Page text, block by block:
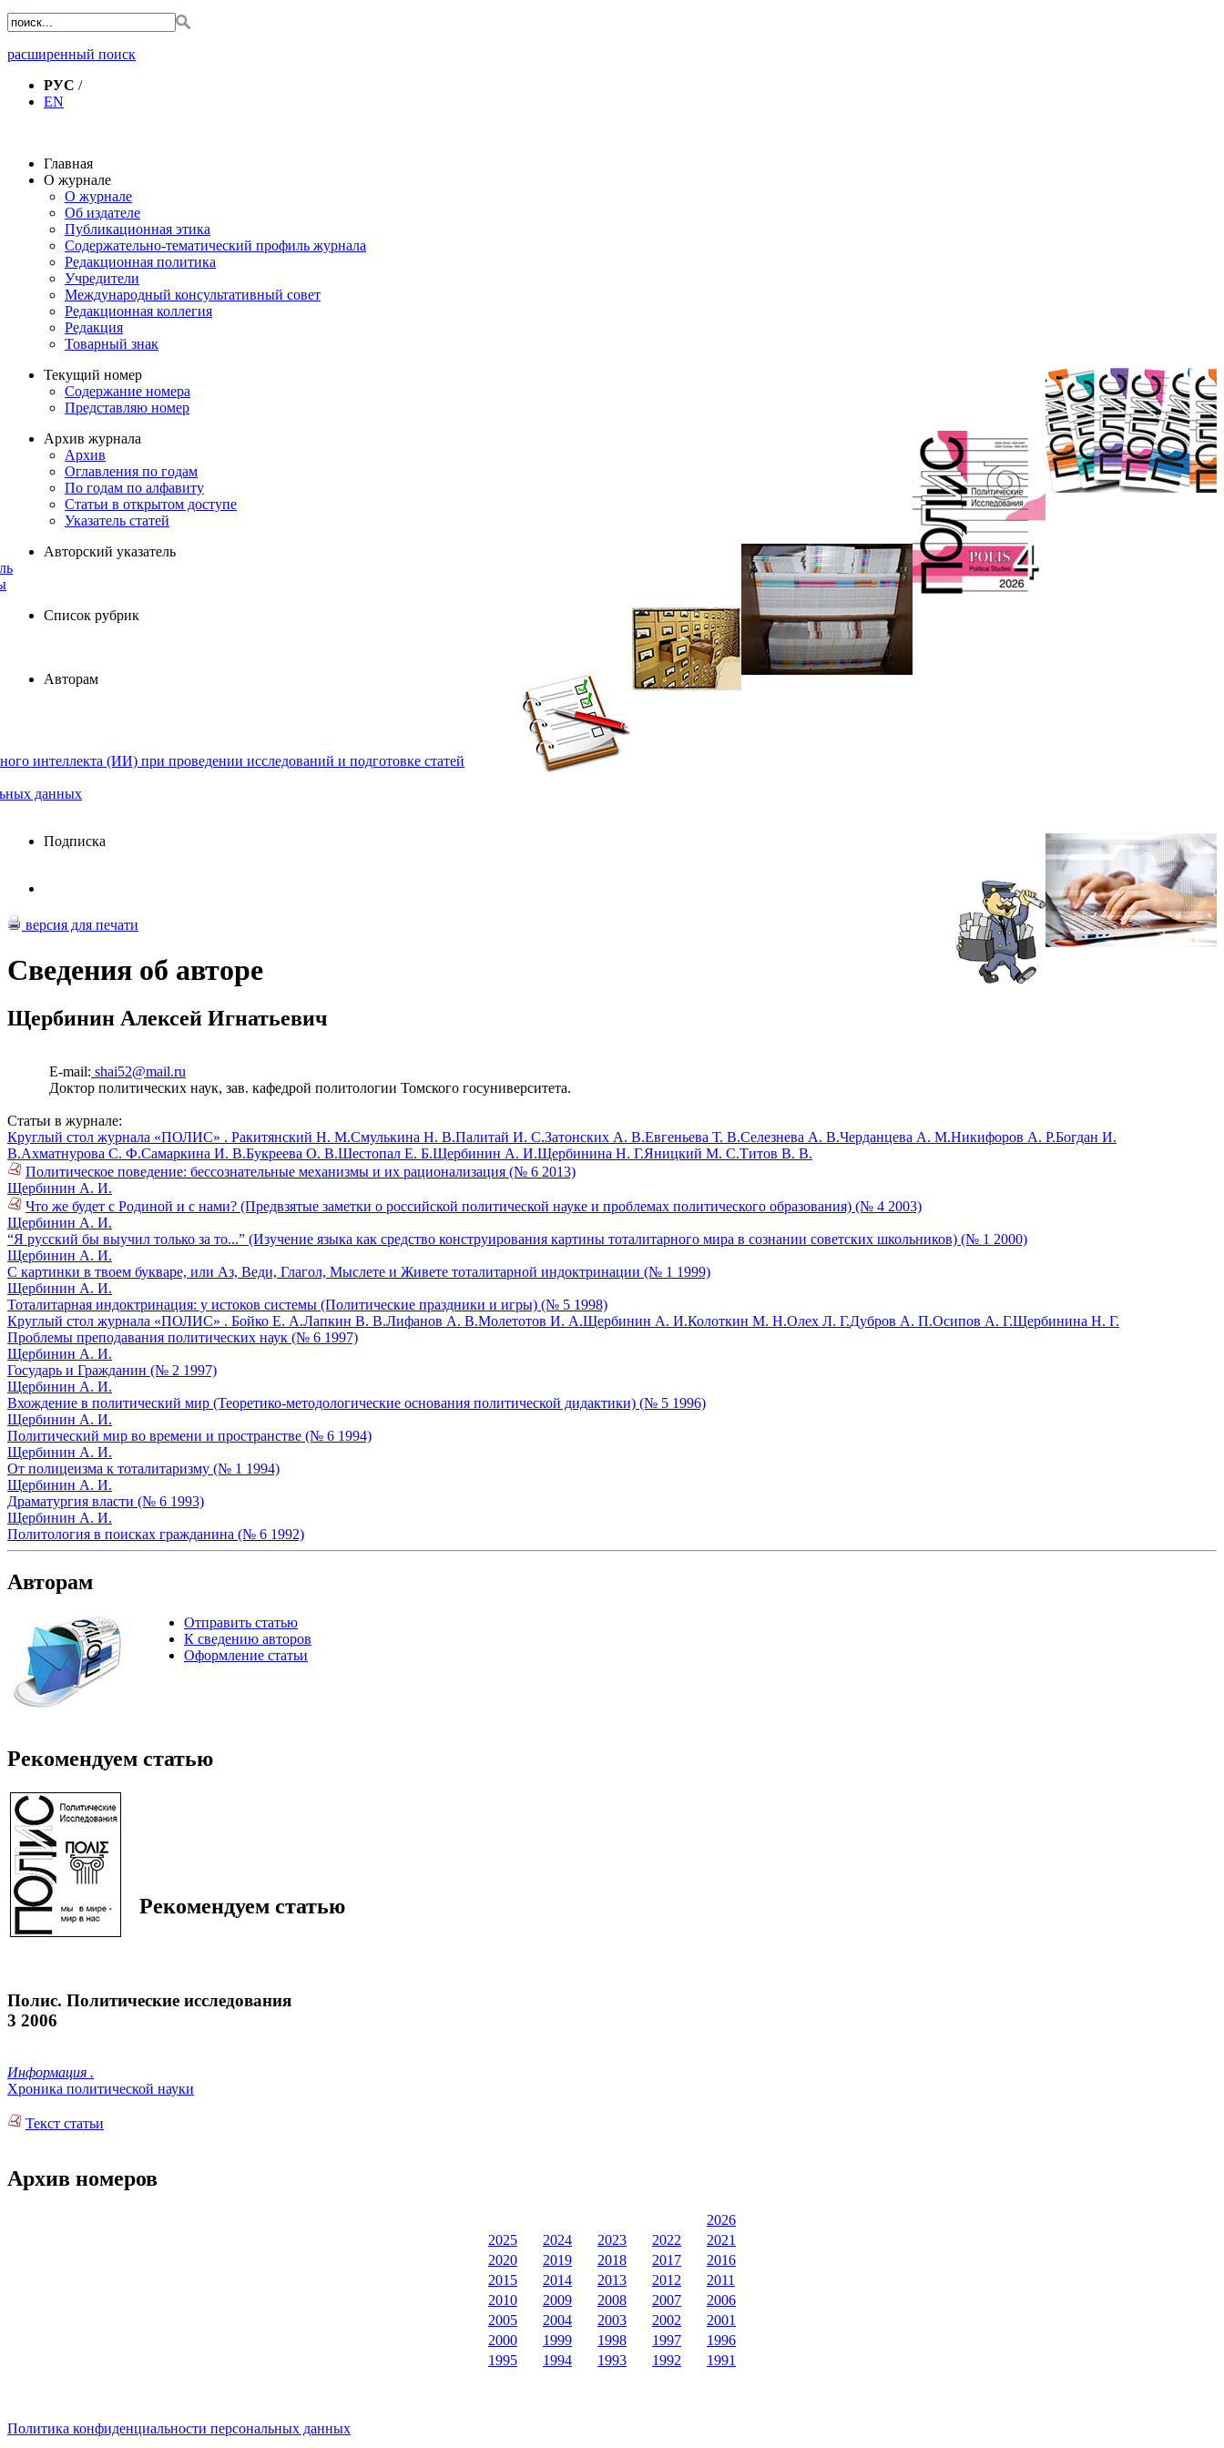
расширенный поиск
РУС /
EN
Главная
О журнале
О журнале
Об издателе
Публикационная этика
Содержательно-тематический профиль журнала
Редакционная политика
Учредители
Международный консультативный совет
Редакционная коллегия
Редакция
Товарный знак
Текущий номер
Содержание номера
Представляю номер
Архив журнала
Архив
Оглавления по годам
По годам по алфавиту
Статьи в открытом доступе
Указатель статей
Авторский указатель
Список рубрик
Авторам
интеллекта (ИИ) при проведении исследований и подготовке статей
данных
Подписка
версия для печати
Сведения об авторе
Щербинин Алексей Игнатьевич
E-mail: shai52@mail.ru
Доктор политических наук, зав. кафедрой политологии Томского госуниверситета.
Статьи в журнале:
Круглый стол журнала «ПОЛИС» . Ракитянский Н. М.Смулькина Н. В.Палитай И. С.Затонских А. В.Евгеньева Т. В.Селезнева А. В.Черданцева А. М.Никифоров А. Р.Богдан И.
В.Ахматнурова С. Ф.Самаркина И. В.Букреева О. В.Шестопал Е. Б.Щербинин А. И.Щербинина Н. Г.Яницкий М. С.Титов В. В.
Политическое поведение: бессознательные механизмы и их рационализация (№ 6 2013)
Щербинин А. И.
Что же будет с Родиной и с нами? (Предвзятые заметки о российской политической науке и проблемах политического образования) (№ 4 2003)
Щербинин А. И.
“Я русский бы выучил только за то...” (Изучение языка как средство конструирования картины тоталитарного мира в сознании советских школьников) (№ 1 2000)
Щербинин А. И.
С картинки в твоем букваре, или Аз, Веди, Глагол, Мыслете и Живете тоталитарной индоктринации (№ 1 1999)
Щербинин А. И.
Тоталитарная индоктринация: у истоков системы (Политические праздники и игры) (№ 5 1998)
Круглый стол журнала «ПОЛИС» . Бойко Е. А.Лапкин В. В.Лифанов А. В.Молетотов И. А.Щербинин А. И.Колоткин М. Н.Олех Л. Г.Дубров А. П.Осипов А. Г.Щербинина Н. Г.
Проблемы преподавания политических наук (№ 6 1997)
Щербинин А. И.
Государь и Гражданин (№ 2 1997)
Щербинин А. И.
Вхождение в политический мир (Теоретико-методологические основания политической дидактики) (№ 5 1996)
Щербинин А. И.
Политический мир во времени и пространстве (№ 6 1994)
Щербинин А. И.
От полицеизма к тоталитаризму (№ 1 1994)
Щербинин А. И.
Драматургия власти (№ 6 1993)
Щербинин А. И.
Политология в поисках гражданина (№ 6 1992)
Авторам
Отправить статью
К сведению авторов
Оформление статьи
Рекомендуем статью
Рекомендуем статью
Полис. Политические исследования
3 2006
Информация .
Хроника политической науки
Текст статьи
Архив номеров
2026
2025
2024 2023 2022
2021
2020
2019 2018 2017
2016
2015
2014 2013 2012
2011
2010
2009 2008 2007
2006
2005
2004 2003 2002
2001
2000
1999 1998 1997
1996
1995
1994 1993 1992 1991
Политика конфиденциальности персональных данных